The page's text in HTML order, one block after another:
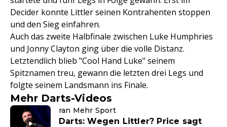
Decider konnte Littler seinen Kontrahenten stoppen
und den Sieg einfahren.
Auch das zweite Halbfinale zwischen Luke Humphries
und Jonny Clayton ging über die volle Distanz.
Letztendlich blieb "Cool Hand Luke" seinem
Spitznamen treu, gewann die letzten drei Legs und
folgte seinem Landsmann ins Finale.
Mehr Darts-Videos
ran Mehr Sport
Darts: Wegen Littler? Price sagt